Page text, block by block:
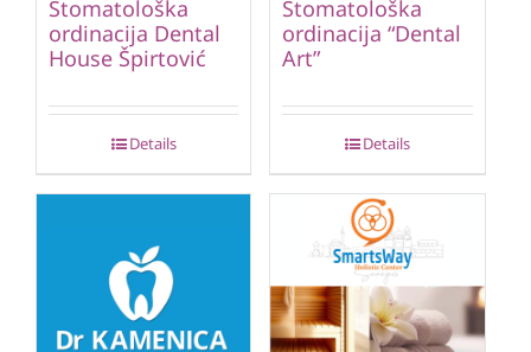
Stomatološka
ordinacija Dental
House Špirtović
Details
Stomatološka
ordinacija “Dental
Art”
Details